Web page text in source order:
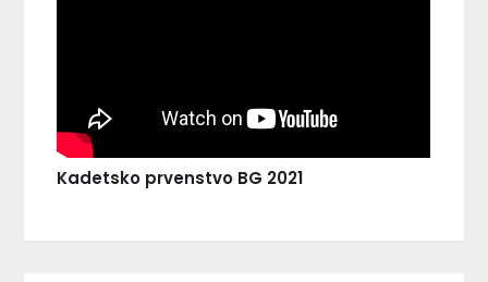
Kadetsko prvenstvo BG 2021